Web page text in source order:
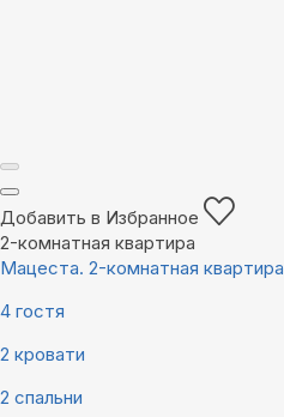
Добавить в Избранное
2-комнатная квартира
Mацecта. 2-комнатная квартирa
4 гостя
2 кровати
2 спальни